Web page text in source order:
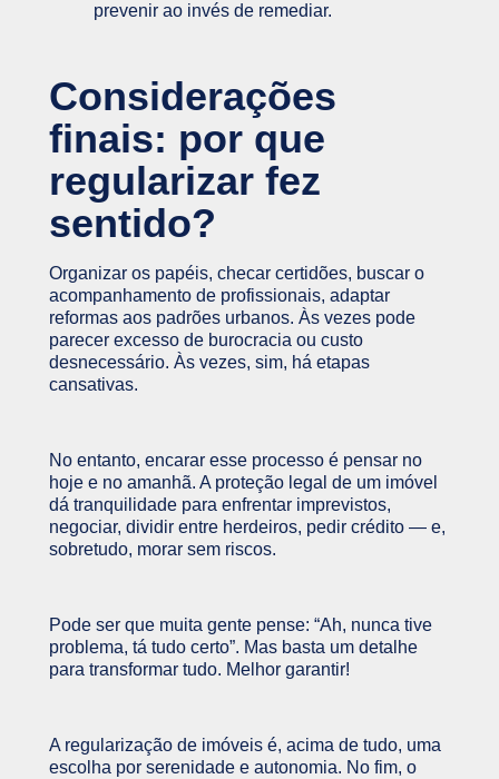
prevenir ao invés de remediar.
Considerações
finais: por que
regularizar fez
sentido?
Organizar os papéis, checar certidões, buscar o
acompanhamento de profissionais, adaptar
reformas aos padrões urbanos. Às vezes pode
parecer excesso de burocracia ou custo
desnecessário. Às vezes, sim, há etapas
cansativas.
No entanto, encarar esse processo é pensar no
hoje e no amanhã. A proteção legal de um imóvel
dá tranquilidade para enfrentar imprevistos,
negociar, dividir entre herdeiros, pedir crédito — e,
sobretudo, morar sem riscos.
Pode ser que muita gente pense: “Ah, nunca tive
problema, tá tudo certo”. Mas basta um detalhe
para transformar tudo. Melhor garantir!
A regularização de imóveis é, acima de tudo, uma
escolha por serenidade e autonomia. No fim, o